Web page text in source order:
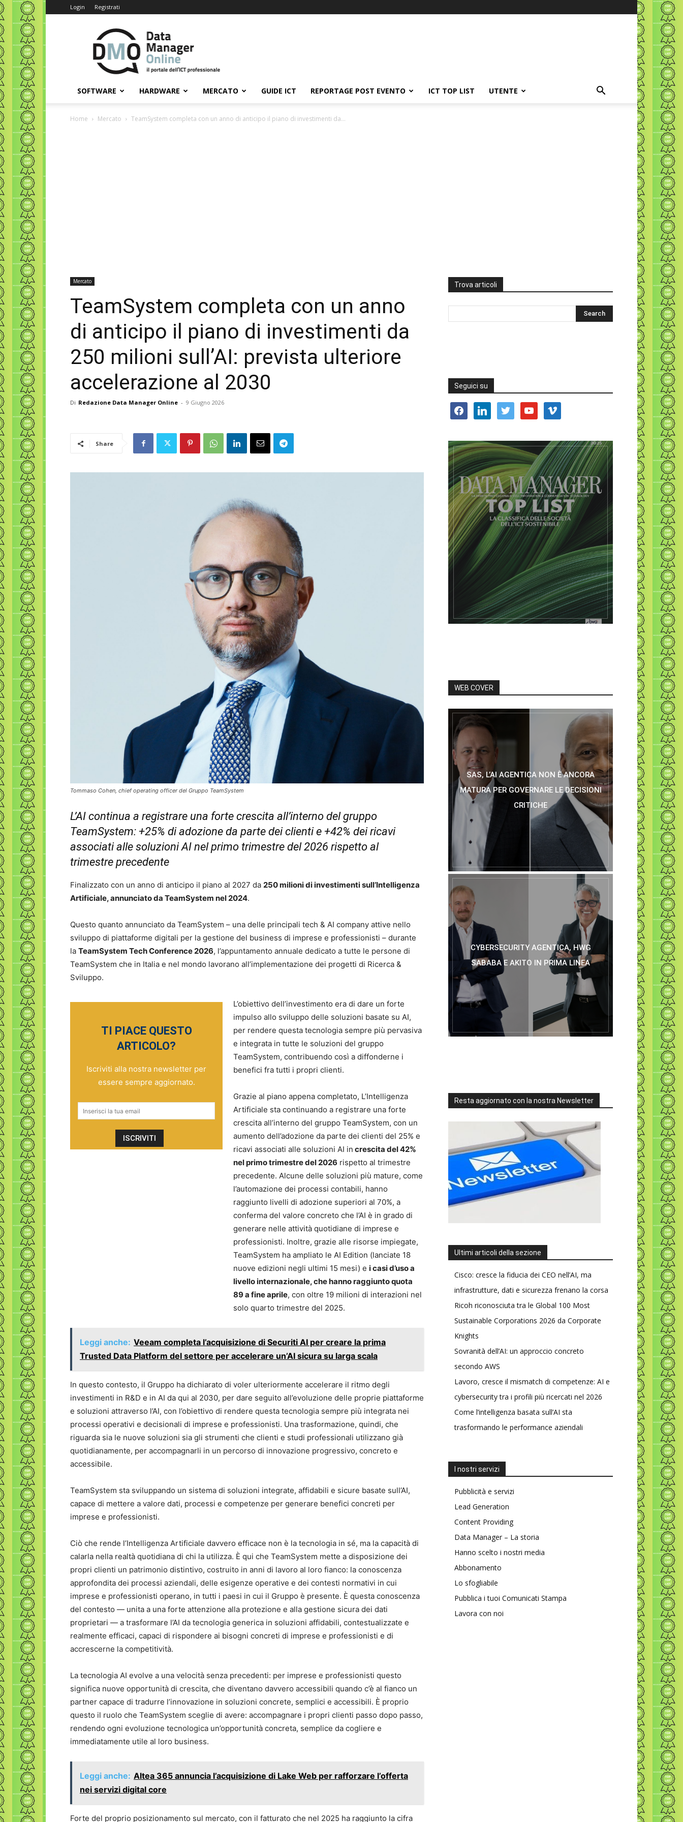
Login Registrati
Data
Manager
Online
SOFTWARE HARDWARE MERCATO GUIDE ICT REPORTAGE POST EVENTO ICT TOP LIST UTENTE
Home Mercato TeamSystem completa con un anno di anticipo il piano di investimenti da...
Mercato
TeamSystem completa con un anno
di anticipo il piano di investimenti da
250 milioni sull’AI: prevista ulteriore
accelerazione al 2030
Di Redazione Data Manager Online - 9 Giugno 2026
Share
Tommaso Cohen, chief operating officer del Gruppo TeamSystem
L’AI continua a registrare una forte crescita all’interno del gruppo
TeamSystem: +25% di adozione da parte dei clienti e +42% dei ricavi
associati alle soluzioni AI nel primo trimestre del 2026 rispetto al
trimestre precedente
Finalizzato con un anno di anticipo il piano al 2027 da 250 milioni di investimenti sull’Intelligenza
Artificiale, annunciato da TeamSystem nel 2024.
Questo quanto annunciato da TeamSystem – una delle principali tech & AI company attive nello
sviluppo di piattaforme digitali per la gestione del business di imprese e professionisti – durante
la TeamSystem Tech Conference 2026, l’appuntamento annuale dedicato a tutte le persone di
TeamSystem che in Italia e nel mondo lavorano all’implementazione dei progetti di Ricerca &
Sviluppo.
TI PIACE QUESTO
ARTICOLO?
Iscriviti alla nostra newsletter per
essere sempre aggiornato.
L’obiettivo dell’investimento era di dare un forte
impulso allo sviluppo delle soluzioni basate su AI,
per rendere questa tecnologia sempre più pervasiva
e integrata in tutte le soluzioni del gruppo
TeamSystem, contribuendo così a diffonderne i
benefici fra tutti i propri clienti.
Grazie al piano appena completato, L’Intelligenza
Artificiale sta continuando a registrare una forte
crescita all’interno del gruppo TeamSystem, con un
aumento dell’adozione da parte dei clienti del 25% e
ricavi associati alle soluzioni AI in crescita del 42%
nel primo trimestre del 2026 rispetto al trimestre
precedente. Alcune delle soluzioni più mature, come
l’automazione dei processi contabili, hanno
raggiunto livelli di adozione superiori al 70%, a
conferma del valore concreto che l’AI è in grado di
generare nelle attività quotidiane di imprese e
professionisti. Inoltre, grazie alle risorse impiegate,
TeamSystem ha ampliato le AI Edition (lanciate 18
nuove edizioni negli ultimi 15 mesi) e i casi d’uso a
livello internazionale, che hanno raggiunto quota
89 a fine aprile, con oltre 19 milioni di interazioni nel
solo quarto trimestre del 2025.
Leggi anche: Veeam completa l’acquisizione di Securiti AI per creare la prima
Trusted Data Platform del settore per accelerare un’AI sicura su larga scala
In questo contesto, il Gruppo ha dichiarato di voler ulteriormente accelerare il ritmo degli
investimenti in R&D e in AI da qui al 2030, per dare seguito all’evoluzione delle proprie piattaforme
e soluzioni attraverso l’AI, con l’obiettivo di rendere questa tecnologia sempre più integrata nei
processi operativi e decisionali di imprese e professionisti. Una trasformazione, quindi, che
riguarda sia le nuove soluzioni sia gli strumenti che clienti e studi professionali utilizzano già
quotidianamente, per accompagnarli in un percorso di innovazione progressivo, concreto e
accessibile.
TeamSystem sta sviluppando un sistema di soluzioni integrate, affidabili e sicure basate sull’AI,
capace di mettere a valore dati, processi e competenze per generare benefici concreti per
imprese e professionisti.
Ciò che rende l’Intelligenza Artificiale davvero efficace non è la tecnologia in sé, ma la capacità di
calarla nella realtà quotidiana di chi la utilizza. È qui che TeamSystem mette a disposizione dei
propri clienti un patrimonio distintivo, costruito in anni di lavoro al loro fianco: la conoscenza
approfondita dei processi aziendali, delle esigenze operative e dei contesti normativi in cui
imprese e professionisti operano, in tutti i paesi in cui il Gruppo è presente. È questa conoscenza
del contesto — unita a una forte attenzione alla protezione e alla gestione sicura dei dati
proprietari — a trasformare l’AI da tecnologia generica in soluzioni affidabili, contestualizzate e
realmente efficaci, capaci di rispondere ai bisogni concreti di imprese e professionisti e di
accrescerne la competitività.
La tecnologia AI evolve a una velocità senza precedenti: per imprese e professionisti questo
significa nuove opportunità di crescita, che diventano davvero accessibili quando c’è al fianco un
partner capace di tradurre l’innovazione in soluzioni concrete, semplici e accessibili. È proprio
questo il ruolo che TeamSystem sceglie di avere: accompagnare i propri clienti passo dopo passo,
rendendo ogni evoluzione tecnologica un’opportunità concreta, semplice da cogliere e
immediatamente utile al loro business.
Leggi anche: Altea 365 annuncia l’acquisizione di Lake Web per rafforzare l’offerta
nei servizi digital core
Forte del proprio posizionamento sul mercato, con il fatturato che nel 2025 ha raggiunto la cifra
Trova articoli
Seguici su
facebooklinkedin twitter youtube vimeo
WEB COVER
SAS, L’AI AGENTICA NON È ANCORA
MATURA PER GOVERNARE LE DECISIONI
CRITICHE
CYBERSECURITY AGENTICA, HWG
SABABA E AKITO IN PRIMA LINEA
Resta aggiornato con la nostra Newsletter
Ultimi articoli della sezione
Cisco: cresce la fiducia dei CEO nell’AI, ma
infrastrutture, dati e sicurezza frenano la corsa
Ricoh riconosciuta tra le Global 100 Most
Sustainable Corporations 2026 da Corporate
Knights
Sovranità dell’AI: un approccio concreto
secondo AWS
Lavoro, cresce il mismatch di competenze: AI e
cybersecurity tra i profili più ricercati nel 2026
Come l’intelligenza basata sull’AI sta
trasformando le performance aziendali
I nostri servizi
Pubblicità e servizi
Lead Generation
Content Providing
Data Manager – La storia
Hanno scelto i nostri media
Abbonamento
Lo sfogliabile
Pubblica i tuoi Comunicati Stampa
Lavora con noi